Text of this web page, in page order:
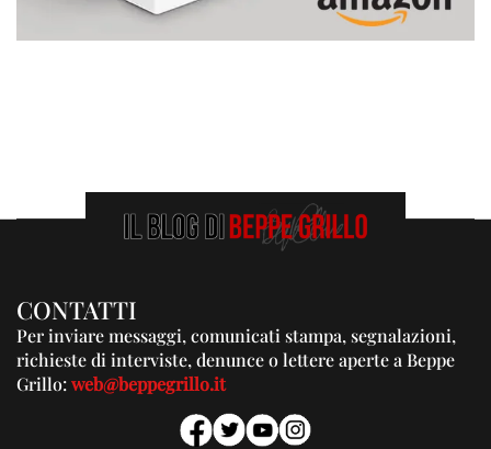
CONTATTI
Per inviare messaggi, comunicati stampa, segnalazioni,
richieste di interviste, denunce o lettere aperte a Beppe
Grillo:web@beppegrillo.it